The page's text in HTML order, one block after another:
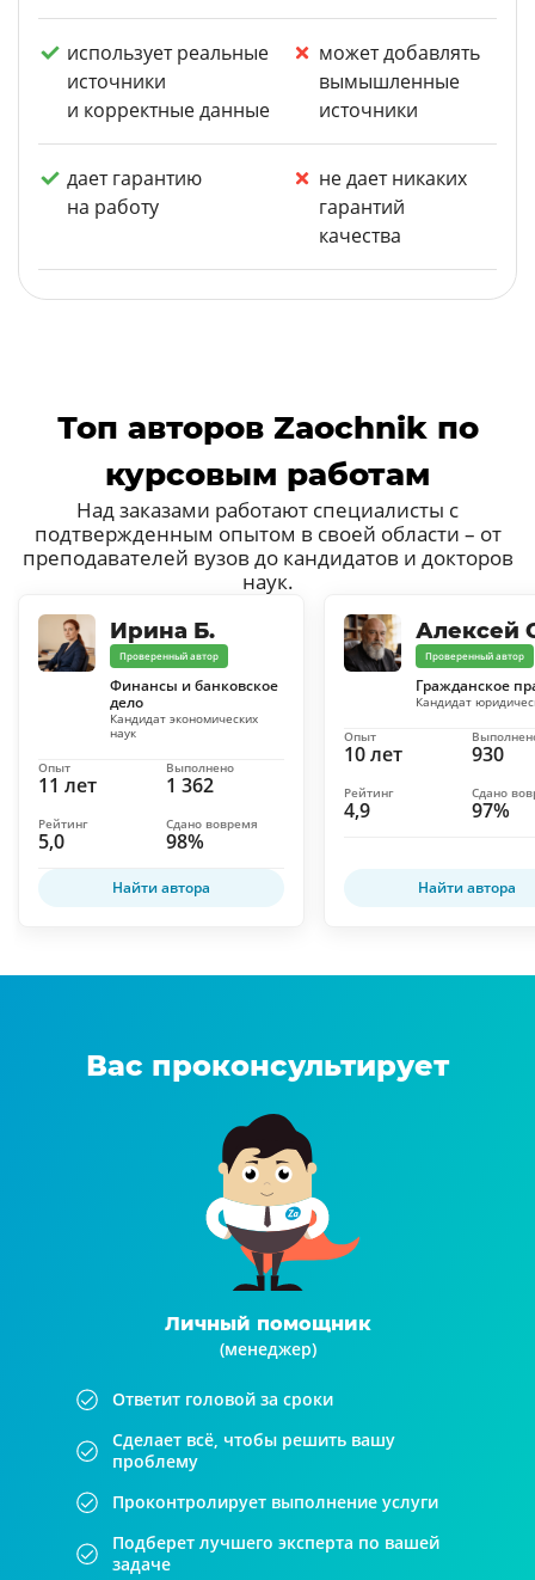
использует реальные
источники
и корректные данные
может добавлять
вымышленные
источники
дает гарантию
на работу
не дает никаких
гарантий
качества
Топ авторов Zaochnik по
курсовым работам
Над заказами работают специалисты с
подтвержденным опытом в своей области – от
преподавателей вузов до кандидатов и докторов
наук.
Ирина Б.
Проверенный автор
Финансы и банковское
дело
Кандидат экономических
наук
11 лет
Опыт
1 362
Выполнено
5,0
Рейтинг
98%
Сдано вовремя
Найти автора
Алексей
Проверенный автор
Гражданское
Кандидат
10 лет
Опыт
930
4,9
Рейтинг
97%
Сдано
Найти автора
Вас проконсультирует
Личный помощник
(менеджер)
Ответит головой за сроки
Сделает всё, чтобы решить вашу
проблему
Проконтролирует выполнение услуги
Подберет лучшего эксперта по вашей
задаче